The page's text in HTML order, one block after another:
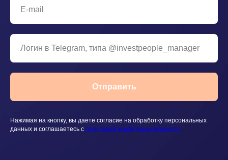
Отправить
Нажимая на кнопку, вы даете согласие на обработку персональных
данных и соглашаетесь c политикой конфиденциальности